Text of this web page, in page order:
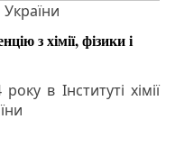
з хімії, фізики і
в Інституті хімії